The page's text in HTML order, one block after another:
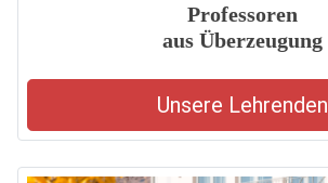
Professoren
aus Überzeugung
Unsere Lehrenden